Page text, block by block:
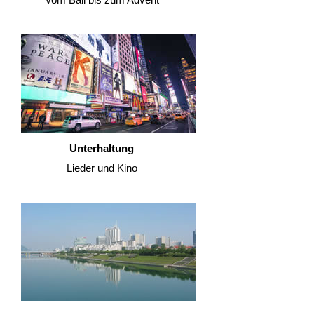
Unterhaltung
Lieder und Kino